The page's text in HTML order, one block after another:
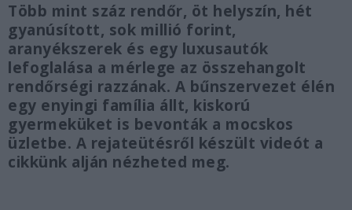
Több mint száz rendőr, öt helyszín, hét
gyanúsított, sok millió forint,
aranyékszerek és egy luxusautók
lefoglalása a mérlege az összehangolt
rendőrségi razzának. A bűnszervezet élén
egy enyingi família állt, kiskorú
gyermeküket is bevonták a mocskos
üzletbe. A rejateütésről készült videót a
cikkünk alján nézheted meg.